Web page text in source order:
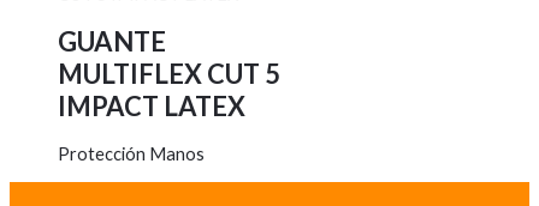
GUANTE
MULTIFLEX CUT 5
IMPACT LATEX
Protección Manos